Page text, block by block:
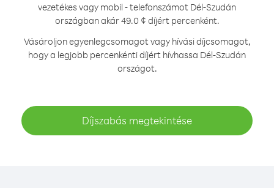
vezetékes vagy mobil - telefonszámot Dél-Szudán
országban akár 49.0 ¢ díjért percenként.
Vásároljon egyenlegcsomagot vagy hívási díjcsomagot,
hogy a legjobb percenkénti díjért hívhassa Dél-Szudán
országot.
Díjszabás megtekintése